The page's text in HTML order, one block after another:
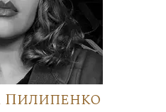
Пилипенко